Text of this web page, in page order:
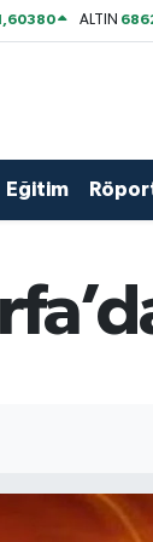
ALTIN
Eğitim